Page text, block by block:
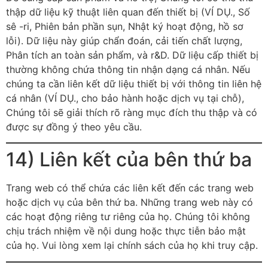
thập dữ liệu kỹ thuật liên quan đến thiết bị (VÍ DỤ., Số
sê -ri, Phiên bản phần sụn, Nhật ký hoạt động, hồ sơ
lỗi). Dữ liệu này giúp chẩn đoán, cải tiến chất lượng,
Phân tích an toàn sản phẩm, và r&D. Dữ liệu cấp thiết bị
thường không chứa thông tin nhận dạng cá nhân. Nếu
chúng ta cần liên kết dữ liệu thiết bị với thông tin liên hệ
cá nhân (VÍ DỤ., cho bảo hành hoặc dịch vụ tại chỗ),
Chúng tôi sẽ giải thích rõ ràng mục đích thu thập và có
được sự đồng ý theo yêu cầu.
14) Liên kết của bên thứ ba
Trang web có thể chứa các liên kết đến các trang web
hoặc dịch vụ của bên thứ ba. Những trang web này có
các hoạt động riêng tư riêng của họ. Chúng tôi không
chịu trách nhiệm về nội dung hoặc thực tiễn bảo mật
của họ. Vui lòng xem lại chính sách của họ khi truy cập.